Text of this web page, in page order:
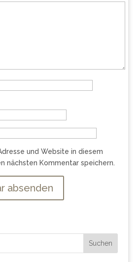
und Website in diesem
nächsten Kommentar speichern.